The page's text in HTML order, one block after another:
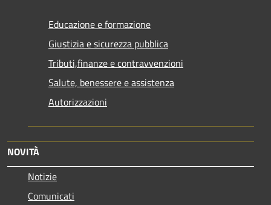
Educazione e formazione
Giustizia e sicurezza pubblica
Tributi,finanze e contravvenzioni
Salute, benessere e assistenza
Autorizzazioni
NOVITÀ
Notizie
Comunicati